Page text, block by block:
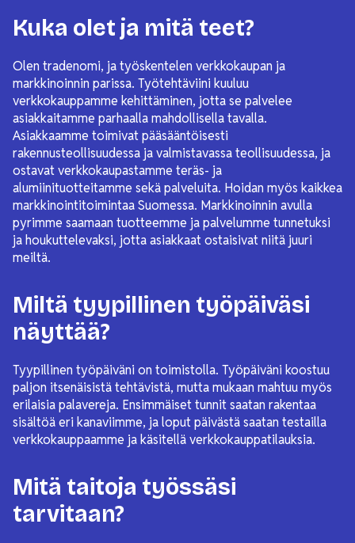
Kuka olet ja mitä teet?
Olen tradenomi, ja työskentelen verkkokaupan ja
markkinoinnin parissa. Työtehtäviini kuuluu
verkkokauppamme kehittäminen, jotta se palvelee
asiakkaitamme parhaalla mahdollisella tavalla.
Asiakkaamme toimivat pääsääntöisesti
rakennusteollisuudessa ja valmistavassa teollisuudessa, ja
ostavat verkkokaupastamme teräs- ja
alumiinituotteitamme sekä palveluita. Hoidan myös kaikkea
markkinointitoimintaa Suomessa. Markkinoinnin avulla
pyrimme saamaan tuotteemme ja palvelumme tunnetuksi
ja houkuttelevaksi, jotta asiakkaat ostaisivat niitä juuri
meiltä.
Miltä tyypillinen työpäiväsi
näyttää?
Tyypillinen työpäiväni on toimistolla. Työpäiväni koostuu
paljon itsenäisistä tehtävistä, mutta mukaan mahtuu myös
erilaisia palavereja. Ensimmäiset tunnit saatan rakentaa
sisältöä eri kanaviimme, ja loput päivästä saatan testailla
verkkokauppaamme ja käsitellä verkkokauppatilauksia.
Mitä taitoja työssäsi
tarvitaan?